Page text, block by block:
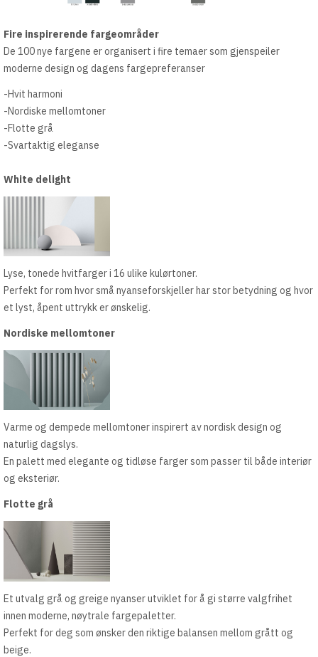
Fire inspirerende fargeområder
De 100 nye fargene er organisert i fire temaer som gjenspeiler
moderne design og dagens fargepreferanser
-Hvit harmoni
-Nordiske mellomtoner
-Flotte grå
-Svartaktig eleganse
White delight
Lyse, tonede hvitfarger i 16 ulike kulørtoner.
Perfekt for rom hvor små nyanseforskjeller har stor betydning og hvor
et lyst, åpent uttrykk er ønskelig.
Nordiske mellomtoner
Varme og dempede mellomtoner inspirert av nordisk design og
naturlig dagslys.
En palett med elegante og tidløse farger som passer til både interiør
og eksteriør.
Flotte grå
Et utvalg grå og greige nyanser utviklet for å gi større valgfrihet
innen moderne, nøytrale fargepaletter.
Perfekt for deg som ønsker den riktige balansen mellom grått og
beige.